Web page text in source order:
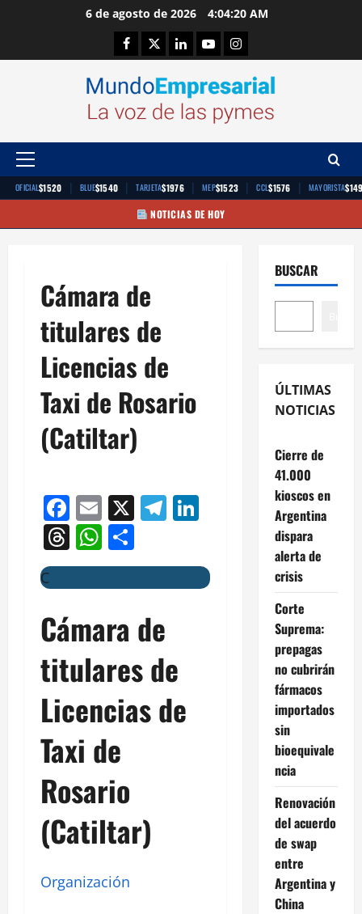
6 de agosto de 2026 4:04:20 AM
Facebook
TwitterLinkedinYoutubeInstagram
Menú
principal
OFICIAL$1520 | BLUE$1540 | TARJETA$1976 | MEP$1523 | CCL$1576 | MAYORISTA
NOTICIAS DE HOY
Cámara de
titulares de
Licencias de
Taxi de Rosario
(Catiltar)
Facebook
Email
X Telegram
LinkedIn
Threads
WhatsApp
C
Cámara de
titulares de
Licencias de
Taxi de
Rosario
(Catiltar)
Organización
BUSCAR
ÚLTIMAS
NOTICIAS
Cierre de
41.000
kioscos en
Argentina
dispara
alerta de
crisis
Corte
Suprema:
prepagas
no cubrirán
fármacos
importados
sin
bioequivale
ncia
Renovación
del acuerdo
de swap
entre
Argentina y
China